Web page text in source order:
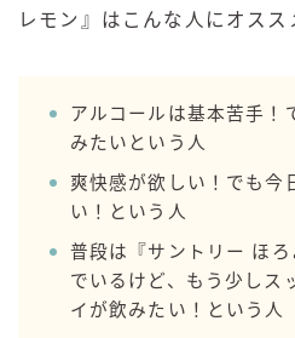
レモン』はこんな人にオスス
アルコールは基本苦手！
みたいという人
爽快感が欲しい！でも今
い！という人
普段は『サントリー ほ
でいるけど、もう少しス
イが飲みたい！という人